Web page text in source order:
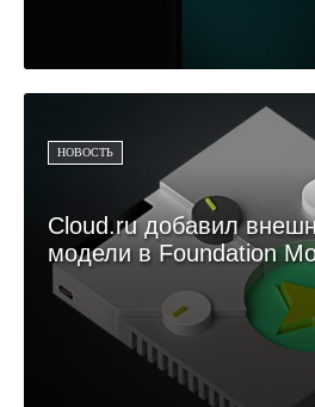
НОВОСТЬ
Cloud.ru добавил
модели в Foundation